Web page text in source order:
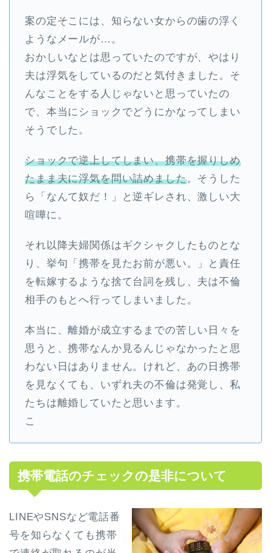
案の定そこには、知らない女からの歯の浮く
ようなメールが…。
おかしいなとは思っていたのですが、やはり
夫は浮気をしているのだと気付きました。そ
んなことをする人じゃないと思っていたの
で、本当にショックでどうにかなってしまい
そうでした。
ショックで逆上してしまい、携帯を握りしめ
たまま夫に浮気を問い詰めました。そうした
ら「なんて奴だ！」と逆ギレされ、激しい大
喧嘩に。
それ以降夫婦関係はギクシャクしたものとな
り、挙句「携帯を見たお前が悪い。」と責任
を転嫁するような捨て台詞を残し、夫は不倫
相手のもとへ行ってしまいました。
本当に、離婚が成立するまでの苦しい日々を
思うと、携帯なんか見るんじゃなかったと思
わない日はありません。けれど、あの日携帯
を見なくても、いずれ夫の不倫は発覚し、私
たちは離婚していたと思います。
こ
携帯電話のチェックの是非について
LINEやSNSなど電話番
号を知らなくても携帯